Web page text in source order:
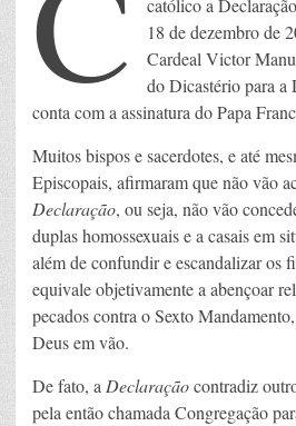
católico a
18 de dezembro de
Cardeal Victor
do Dicastério para a
conta com a assinatura do Papa
Muitos bispos e sacerdotes, e até
Episcopais, afirmaram que não vão
Declaração, ou seja, não vão
duplas homossexuais e a casais em
além de confundir e escandalizar os
equivale objetivamente a abençoar
pecados contra o Sexto
Deus em vão.
De fato, aDeclaraçãocontradiz
pela então chamada Congregação